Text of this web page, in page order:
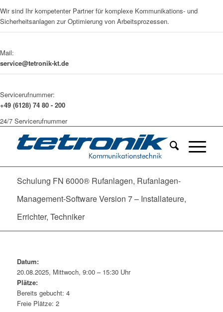
Wir sind Ihr kompetenter Partner für komplexe Kommunikations- und
Sicherheitsanlagen zur Optimierung von Arbeitsprozessen.
Mail:
service@tetronik-kt.de
Servicerufnummer:
+49 (6128) 74 80 - 200
24/7 Servicerufnummer
Schulung FN 6000® Rufanlagen, Rufanlagen-
Management-Software Version 7 – Installateure,
Errichter, Techniker
Datum:
20.08.2025, Mittwoch, 9:00 – 15:30 Uhr
Plätze:
Bereits gebucht: 4
Freie Plätze: 2